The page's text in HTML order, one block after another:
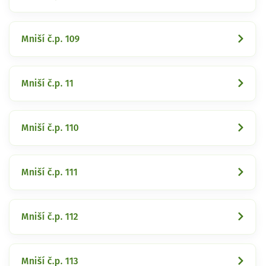
Mniší č.p. 109
Mniší č.p. 11
Mniší č.p. 110
Mniší č.p. 111
Mniší č.p. 112
Mniší č.p. 113